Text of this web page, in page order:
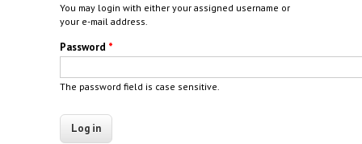
You may login with either your assigned username or
your e-mail address.
Password *
The password field is case sensitive.